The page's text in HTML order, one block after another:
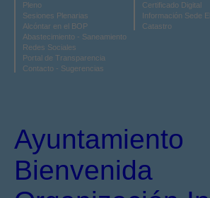
Pleno
Sesiones Plenarias
Alcóntar en el BOP
Abastecimiento - Saneamiento
Redes Sociales
Portal de Transparencia
Contacto - Sugerencias
Certificado Digital
Información Sede
Catastro
Ayuntamiento
Bienvenida